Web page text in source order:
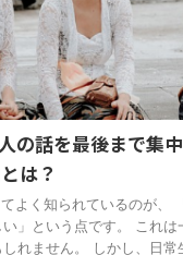
の話を最後まで集
は？
よく知られているのが、
」という点です。 これ
れません。 しかし、日